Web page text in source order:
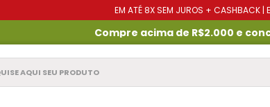
EM ATÉ 8X SEM JUROS + CASHBACK |
Compre acima de R$2.000 e
aqui seu produto